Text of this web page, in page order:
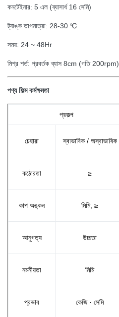
কনটেইনার: 5 এল (ব্যাসার্ধ 16 সেমি)
ট্যাঙ্ক তাপমাত্রা: 28-30 ℃
সময়: 24 ~ 48Hr
মিশ্র শর্ত: প্রবর্তক ব্যাস 8cm (গতি 200rpm)
পণ্য ফিল্ম কর্মক্ষমতা
প্রকল্প
চেহারা স্বাভাবিক / অস্বাভাবিক
কঠোরতা ≥
কাপ অঙ্কন মিমি, ≥
আনুগত্য উচ্চতা
নমনীয়তা মিমি
প্রভাব কেজি · সেমি